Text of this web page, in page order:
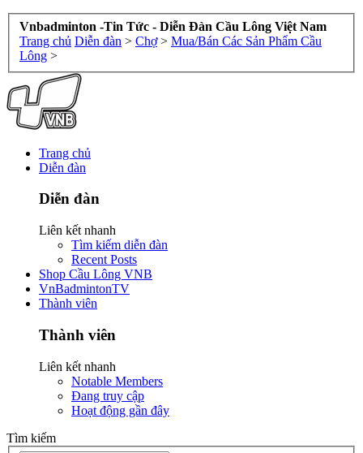
Vnbadminton -Tin Tức - Diễn Đàn Cầu Lông Việt Nam
Trang chủ Diễn đàn > Chợ > Mua/Bán Các Sản Phẩm Cầu
Lông >
Trang chủ
Diễn đàn
Diễn đàn
Liên kết nhanh
Tìm kiếm diễn đàn
Recent Posts
Shop Cầu Lông VNB
VnBadmintonTV
Thành viên
Thành viên
Liên kết nhanh
Notable Members
Đang truy cập
Hoạt động gần đây
Tìm kiếm